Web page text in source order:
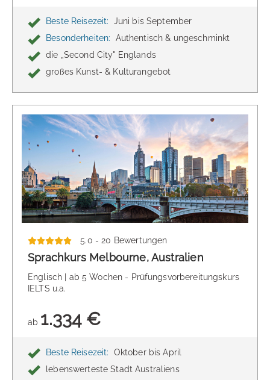
Beste Reisezeit:
Juni bis September
Besonderheiten:
Authentisch & ungeschminkt
die „Second City" Englands
großes Kunst- & Kulturangebot
5.0 - 20 Bewertungen
Sprachkurs Melbourne, Australien
Englisch | ab 5 Wochen - Prüfungsvorbereitungskurs
IELTS u.a.
ab 1.334 €
Beste Reisezeit:
Oktober bis April
lebenswerteste Stadt Australiens